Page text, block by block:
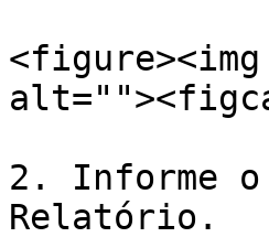
2. Informe o
Relatório.